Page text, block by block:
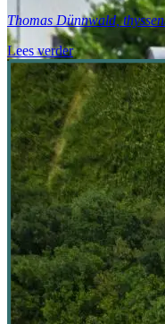
Thomas Dünnwald,
Lees verder